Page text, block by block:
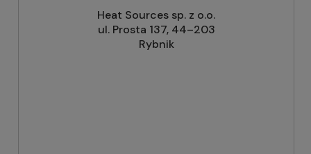
Heat Sources sp. z o.o.
ul. Prosta 137, 44–203
Rybnik